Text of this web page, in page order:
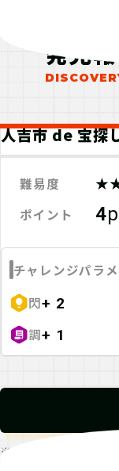
発見報
人吉市 de 宝探
難易度
ポイント 4
チャレンジパラ
閃+ 2
調+ 1
※発見報告にGPSを使